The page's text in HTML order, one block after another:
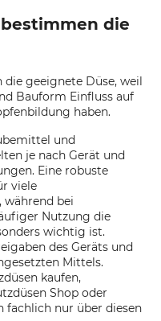
die
geeignete Düse, weil
Bauform Einfluss auf
haben.
und
je nach Gerät und
Eine robuste
viele
während bei
Nutzung die
wichtig ist.
des Geräts und
Mittels.
kaufen,
Shop oder
fachlich nur über diesen